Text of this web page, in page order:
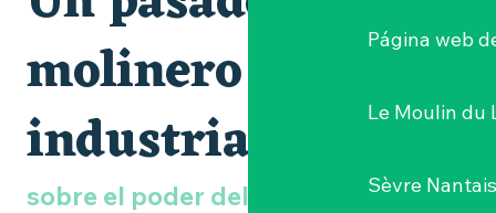
Página web
Le Moulin du
Sèvre
molinero e
industrial
sobre el poder del agua